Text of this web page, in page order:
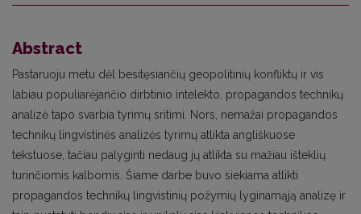
Abstract
Pastaruoju metu dėl besitęsiančių geopolitinių konfliktų ir vis
labiau populiarėjančio dirbtinio intelekto, propagandos technikų
analizė tapo svarbia tyrimų sritimi. Nors, nemažai propagandos
technikų lingvistinės analizės tyrimų atlikta angliškuose
tekstuose, tačiau palyginti nedaug jų atlikta su mažiau išteklių
turinčiomis kalbomis. Šiame darbe buvo siekiama atlikti
propagandos technikų lingvistinių požymių lyginamąją analizę ir